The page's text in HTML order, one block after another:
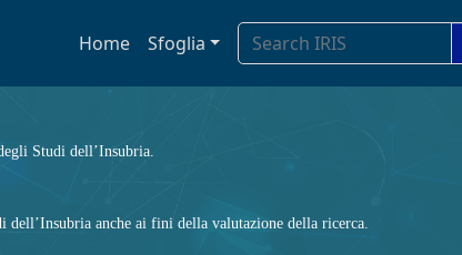
Home Sfoglia
Studi dell’Insubria.
anche ai fini della valutazione della ricerca.